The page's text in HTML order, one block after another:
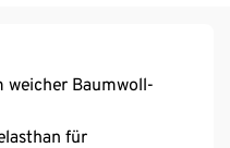
weicher Baumwoll-
für